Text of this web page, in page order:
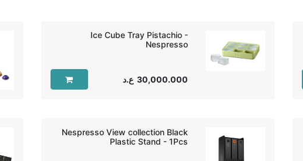
Ice Cube Tray Pistachio -
Nespresso
30,000.000 ع.د
Nespresso View collection Black
Plastic Stand - 1Pcs